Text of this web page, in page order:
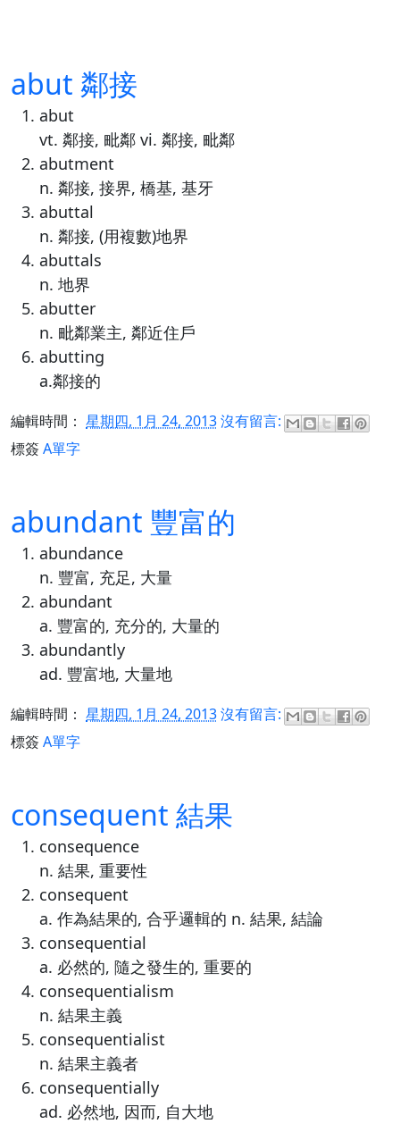
abut 鄰接
abut
vt. 鄰接, 毗鄰 vi. 鄰接, 毗鄰
abutment
n. 鄰接, 接界, 橋基, 基牙
abuttal
n. 鄰接, (用複數)地界
abuttals
n. 地界
abutter
n. 毗鄰業主, 鄰近住戶
abutting
a.鄰接的
編輯時間： 星期四, 1月 24, 2013沒有留言:
標簽 A單字
abundant 豐富的
abundance
n. 豐富, 充足, 大量
abundant
a. 豐富的, 充分的, 大量的
abundantly
ad. 豐富地, 大量地
編輯時間： 星期四, 1月 24, 2013沒有留言:
標簽 A單字
consequent 結果
consequence
n. 結果, 重要性
consequent
a. 作為結果的, 合乎邏輯的 n. 結果, 結論
consequential
a. 必然的, 隨之發生的, 重要的
consequentialism
n. 結果主義
consequentialist
n. 結果主義者
consequentially
ad. 必然地, 因而, 自大地